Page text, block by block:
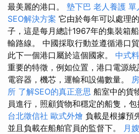
最美麗的港口。 墊下巴 老人養護 單
SEO解決方案 它由於每年可以處理
子，這是每月總計1967年的集裝箱
輸路線。 中國採取行動並遵循港口
此下一個港口屬於這個國家。 中式
重要的特徵，例如位置，港口電源
電容器，機芯，運輸和設備數量。
所 了解SEO的真正意思 船室中的貨
員進行，照顧貨物和穩定的船隻，包
台北徵信社 歐式外燴 負載是根據預
並且負載在船舶官員的監督下。
月